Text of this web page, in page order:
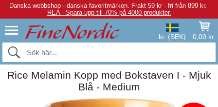
Danska webbshop - danska favoritmärken. Frakt 59 kr - fri från 899 kr.
REA - Spara upp till 70% på 4000 produkter.
kr. (SEK) 0,00 kr.
Rice Melamin Kopp med Bokstaven I - Mjuk
Blå - Medium